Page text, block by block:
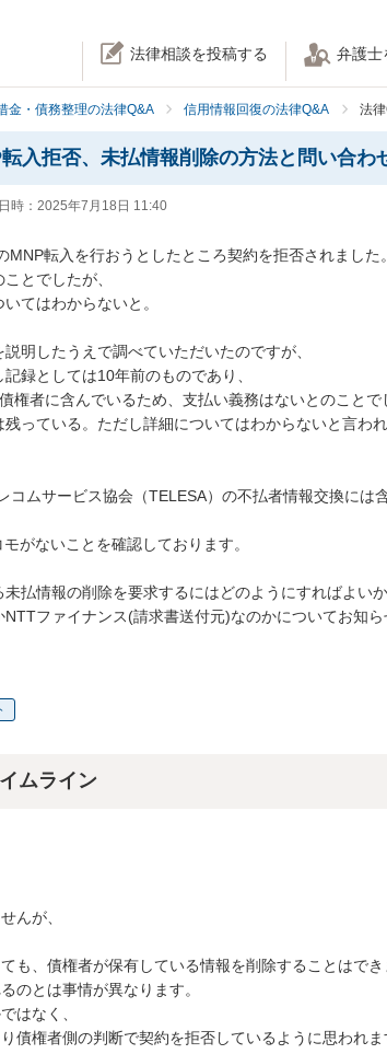
法律相談を投稿する 弁護士
金・債務整理の法律Q&A 信用情報回復の法律Q&A 法
入拒否、未払情報削除の方法と問い合わ
時： 2025年7月18日 11:40
転入を行おうとしたところ契約を拒否されました。
とでしたが、
てはわからないと。
明したうえで調べていただいたのですが、
録としては10年前のものであり、
権者に含んでいるため、支払い義務はないとのことで
っている。ただし詳細についてはわからないと言われ
コムサービス協会（TELESA）の不払者情報交換には
がないことを確認しております。
払情報の削除を要求するにはどのようにすればよいか
ファイナンス(請求書送付元)なのかについてお知
ムライン
んが、
も、債権者が保有している情報を削除することはでき
のとは事情が異なります。
はなく、
債権者側の判断で契約を拒否しているように思われま